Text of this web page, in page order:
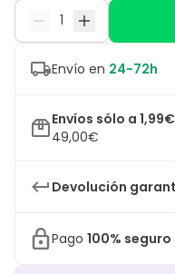
Envío en 24-72h
Envíos sólo a 1,99€
49,00€
Devolución
Pago 100% seguro